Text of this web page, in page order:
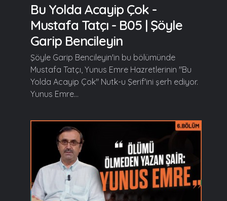
Bu Yolda Acayip Çok -
Mustafa Tatçı - B05 | Şöyle
Garip Bencileyin
Şöyle Garip Bencileyin'in bu bölümünde
Mustafa Tatçı, Yunus Emre Hazretlerinin "Bu
Yolda Acayip Çok" Nutk-u Şerif'ini şerh ediyor.
Yunus Emre...